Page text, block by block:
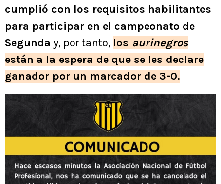
cumplió con los requisitos habilitantes
para participar en el campeonato de
Segunda y, por tanto, los aurinegros
están a la espera de que se les declare
ganador por un marcador de 3-0.